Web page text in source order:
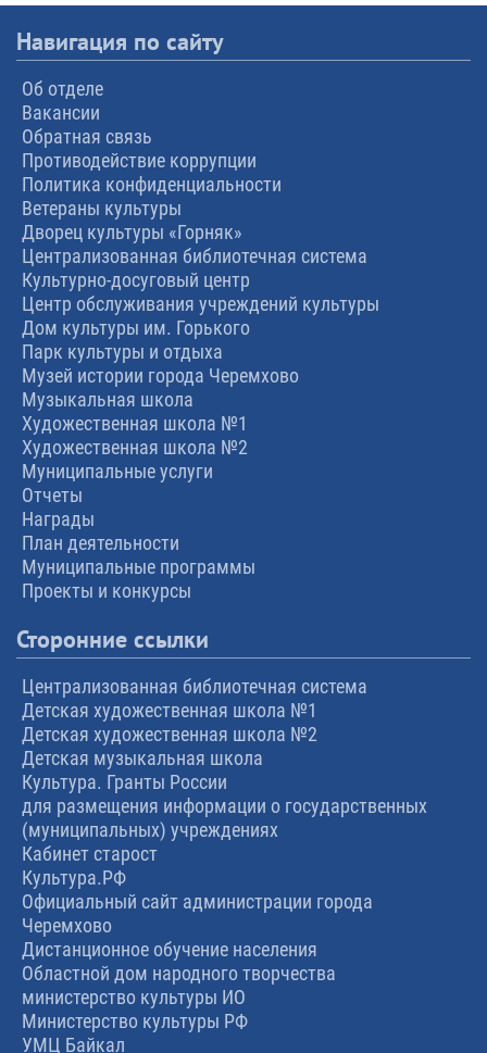
Навигация по сайту
Об отделе
Вакансии
Обратная связь
Противодействие коррупции
Политика конфиденциальности
Ветераны культуры
Дворец культуры «Горняк»
Централизованная библиотечная система
Культурно-досуговый центр
Центр обслуживания учреждений культуры
Дом культуры им. Горького
Парк культуры и отдыха
Музей истории города Черемхово
Музыкальная школа
Художественная школа №1
Художественная школа №2
Муниципальные услуги
Отчеты
Награды
План деятельности
Муниципальные программы
Проекты и конкурсы
Сторонние ссылки
Централизованная библиотечная система
Детская художественная школа №1
Детская художественная школа №2
Детская музыкальная школа
Культура. Гранты России
для размещения информации о государственных
(муниципальных) учреждениях
Кабинет старост
Культура.РФ
Официальный сайт администрации города
Черемхово
Дистанционное обучение населения
Областной дом народного творчества
министерство культуры ИО
Министерство культуры РФ
УМЦ Байкал